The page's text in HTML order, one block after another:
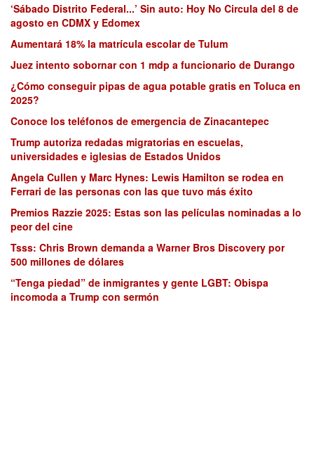
‘Sábado Distrito Federal...’ Sin auto: Hoy No Circula del 8 de
agosto en CDMX y Edomex
Aumentará 18% la matrícula escolar de Tulum
Juez intento sobornar con 1 mdp a funcionario de Durango
¿Cómo conseguir pipas de agua potable gratis en Toluca en
2025?
Conoce los teléfonos de emergencia de Zinacantepec
Trump autoriza redadas migratorias en escuelas,
universidades e iglesias de Estados Unidos
Angela Cullen y Marc Hynes: Lewis Hamilton se rodea en
Ferrari de las personas con las que tuvo más éxito
Premios Razzie 2025: Estas son las películas nominadas a lo
peor del cine
Tsss: Chris Brown demanda a Warner Bros Discovery por
500 millones de dólares
“Tenga piedad” de inmigrantes y gente LGBT: Obispa
incomoda a Trump con sermón